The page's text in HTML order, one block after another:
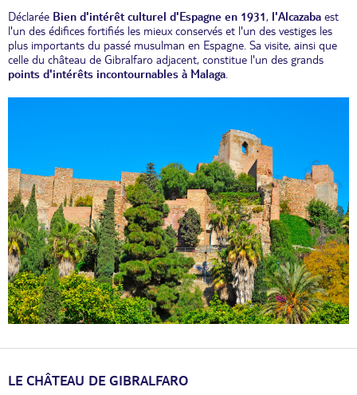
Déclarée Bien d'intérêt culturel d'Espagne en 1931, l'Alcazaba est
l'un des édifices fortifiés les mieux conservés et l'un des vestiges les
plus importants du passé musulman en Espagne. Sa visite, ainsi que
celle du château de Gibralfaro adjacent, constitue l'un des grands
points d'intérêts incontournables à Malaga.
LE CHÂTEAU DE GIBRALFARO